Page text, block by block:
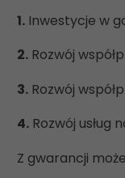
1. Inwestycje w
2. Rozwój
3. Rozwój
4. Rozwój usług
Z gwarancji